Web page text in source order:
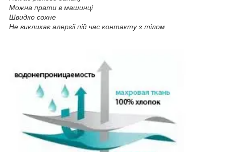
Можна прати в машинці
Швидко сохне
Не викликає алергії під час контакту з тілом